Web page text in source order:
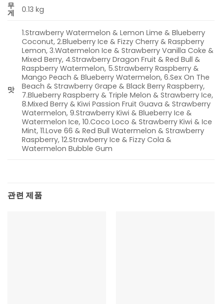
무
게 0.13 kg
맛
1.Strawberry Watermelon & Lemon Lime & Blueberry
Coconut, 2.Blueberry Ice & Fizzy Cherry & Raspberry
Lemon, 3.Watermelon Ice & Strawberry Vanilla Coke &
Mixed Berry, 4.Strawberry Dragon Fruit & Red Bull &
Raspberry Watermelon, 5.Strawberry Raspberry &
Mango Peach & Blueberry Watermelon, 6.Sex On The
Beach & Strawberry Grape & Black Berry Raspberry,
7.Blueberry Raspberry & Triple Melon & Strawberry Ice,
8.Mixed Berry & Kiwi Passion Fruit Guava & Strawberry
Watermelon, 9.Strawberry Kiwi & Blueberry Ice &
Watermelon Ice, 10.Coco Loco & Strawberry Kiwi & Ice
Mint, 11.Love 66 & Red Bull Watermelon & Strawberry
Raspberry, 12.Strawberry Ice & Fizzy Cola &
Watermelon Bubble Gum
관련 제품